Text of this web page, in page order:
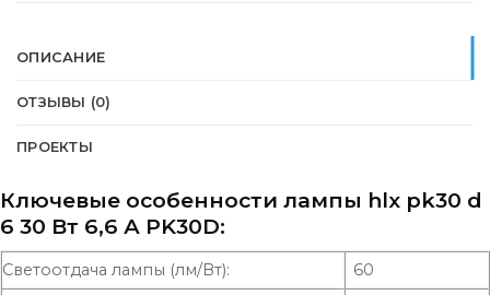
ОПИСАНИЕ
ОТЗЫВЫ (0)
ПРОЕКТЫ
Ключевые особенности лампы hlx pk30 d
6 30 Вт 6,6 А PK30D:
Светоотдача лампы (лм/Вт):
60